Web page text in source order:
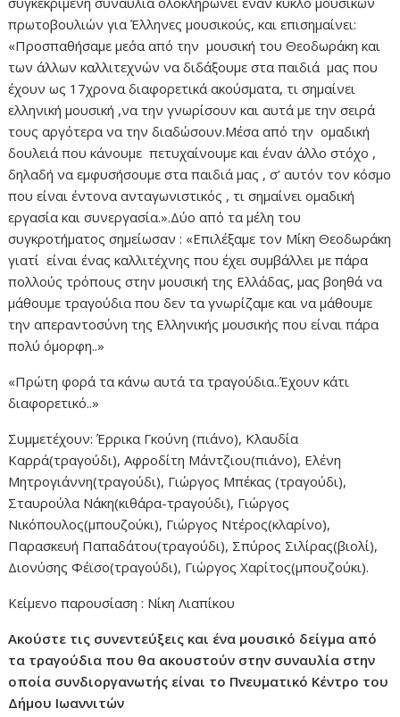
πρωτοβουλιών για Έλληνες μουσικούς, και επισημαίνει:
«Προσπαθήσαμε με΄σα από την μουσική του Θεοδωράκη και
των άλλων καλλιτεχνών να διδάξουμε στα παιδιά μας που
έχουν ως 17χρονα διαφορετικά ακούσματα, τι σημαίνει
ελληνική μουσική ,να την γνωρίσουν και αυτά με την σειρά
τους αργότερα να την διαδώσουν.Μέσα από την ομαδική
δουλειά που κάνουμε πετυχαίνουμε και έναν άλλο στόχο ,
δηλαδή να εμφυσήσουμε στα παιδιά μας , σ’ αυτόν τον κόσμο
που είναι έντονα ανταγωνιστικός , τι σημαίνει ομαδική
εργασία και συνεργασία.».Δύο από τα μέλη του
συγκροτήματος σημείωσαν : «Επιλέξαμε τον Μίκη Θεοδωράκη
γιατί είναι ένας καλλιτέχνης που έχει συμβάλλει με πάρα
πολλούς τρόπους στην μουσική της Ελλάδας, μας βοηθά να
μάθουμε τραγούδια που δεν τα γνωρίζαμε και να μάθουμε
την απεραντοσύνη της Ελληνικής μουσικής που είναι πάρα
πολύ όμορφη..»
«Πρώτη φορά τα κάνω αυτά τα τραγούδια..Έχουν κάτι
διαφορετικό..»
Συμμετέχουν: Έρρικα Γκούνη (πιάνο), Κλαυδία
Καρρά(τραγούδι), Αφροδίτη Μάντζιου(πιάνο), Ελένη
Μητρογιάννη(τραγούδι), Γιώργος Μπέκας (τραγούδι),
Σταυρούλα Νάκη(κιθάρα-τραγούδι), Γιώργος
Νικόπουλος(μπουζούκι), Γιώργος Ντέρος(κλαρίνο),
Παρασκευή Παπαδάτου(τραγούδι), Σπύρος Σιλίρας(βιολί),
Διονύσης Φέϊσο(τραγούδι), Γιώργος Χαρίτος(μπουζούκι).
Κείμενο παρουσίαση : Νίκη Λιαπίκου
Ακούστε τις συνεντεύξεις και ένα μουσικό δείγμα από
τα τραγούδια που θα ακουστούν στην συναυλία στην
οποία συνδιοργανωτής είναι το Πνευματικό Κέντρο του
Δήμου Ιωαννιτών